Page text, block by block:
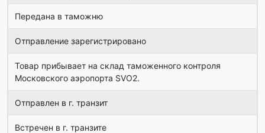
Передана в таможню
Отправление зарегистрировано
Товар прибывает на склад таможенного контроля
Московского аэропорта SVO2.
Отправлен в г. транзит
Встречен в г. транзите